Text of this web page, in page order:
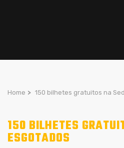
Home > 150 bilhetes gratuitos na
150 BILHETES
ESGOTADOS